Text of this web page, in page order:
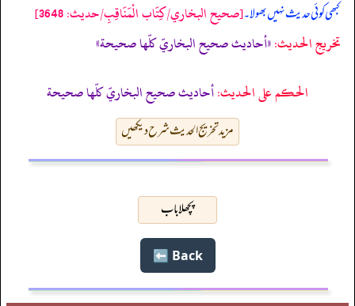
کبھی کوئی حدیث نہیں بھولا۔[صحيح البخاري/كِتَاب الْمَنَاقِبِ/حدیث: 3648]
تخریج الحدیث:«أحاديث صحيح البخاريّ كلّها صحيحة»
الحكم على الحديث:أحاديث صحيح البخاريّ كلّها صحيحة
مزید تخریج الحدیث شرح دیکھیں
پچھلا باب
Back ⬅️